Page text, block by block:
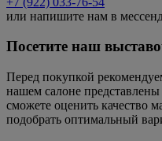
или напишите нам в
Посетите наш
Перед покупкой
нашем салоне представлены
сможете оценить качество
подобрать оптимальный